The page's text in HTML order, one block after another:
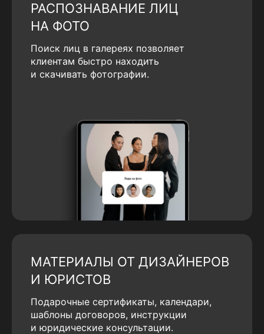
РАСПОЗНАВАНИЕ ЛИЦ
НА ФОТО
Поиск лиц в галереях позволяет
клиентам быстро находить
и скачивать фотографии.
МАТЕРИАЛЫ ОТ ДИЗАЙНЕРОВ
И ЮРИСТОВ
Подарочные сертификаты, календари,
шаблоны договоров, инструкции
и юридические консультации.